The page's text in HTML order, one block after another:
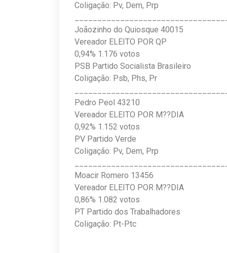
Coligação: Pv, Dem, Prp
Joãozinho do Quiosque 40015
Vereador ELEITO POR QP
0,94% 1.176 votos
PSB Partido Socialista Brasileiro
Coligação: Psb, Phs, Pr
Pedro Peol 43210
Vereador ELEITO POR M??DIA
0,92% 1.152 votos
PV Partido Verde
Coligação: Pv, Dem, Prp
Moacir Romero 13456
Vereador ELEITO POR M??DIA
0,86% 1.082 votos
PT Partido dos Trabalhadores
Coligação: Pt-Ptc